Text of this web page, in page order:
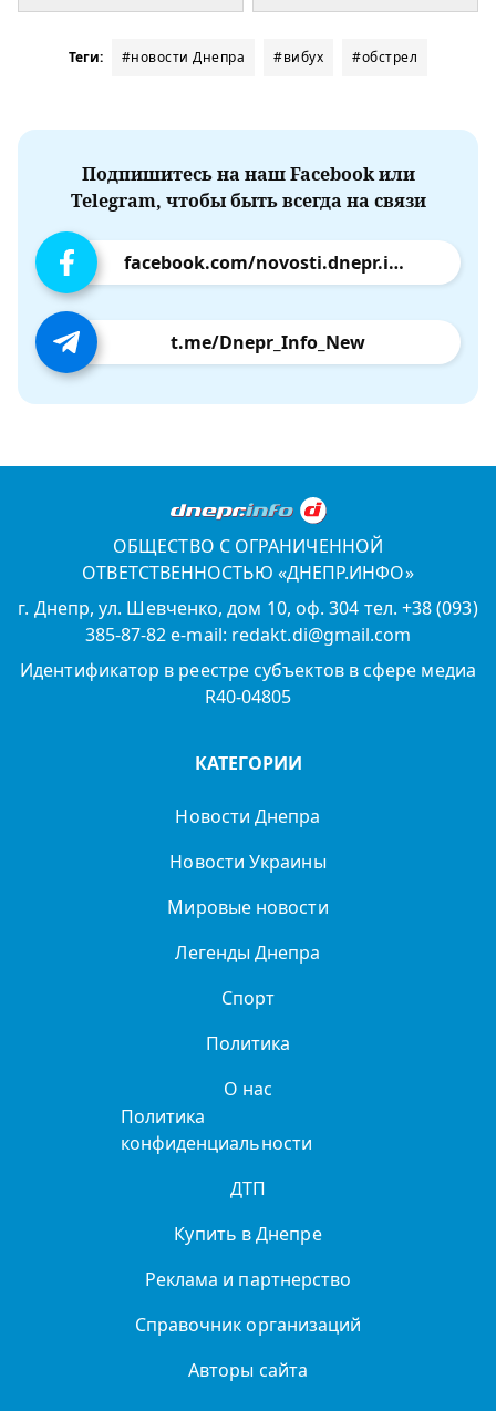
Теги: #новости Днепра #вибух #обстрел
Подпишитесь на наш Facebook или
Telegram, чтобы быть всегда на связи
facebook.com/novosti.dnepr.info
t.me/Dnepr_Info_New
ОБЩЕСТВО С ОГРАНИЧЕННОЙ
ОТВЕТСТВЕННОСТЬЮ «ДНЕПР.ИНФО»
г. Днепр, ул. Шевченко, дом 10, оф. 304 тел. +38 (093)
385-87-82 e-mail: redakt.di@gmail.com
Идентификатор в реестре субъектов в сфере медиа
R40-04805
КАТЕГОРИИ
Новости Днепра
Новости Украины
Мировые новости
Легенды Днепра
Спорт
Политика
О нас
Политика
конфиденциальности
ДТП
Купить в Днепре
Реклама и партнерство
Справочник организаций
Авторы сайта